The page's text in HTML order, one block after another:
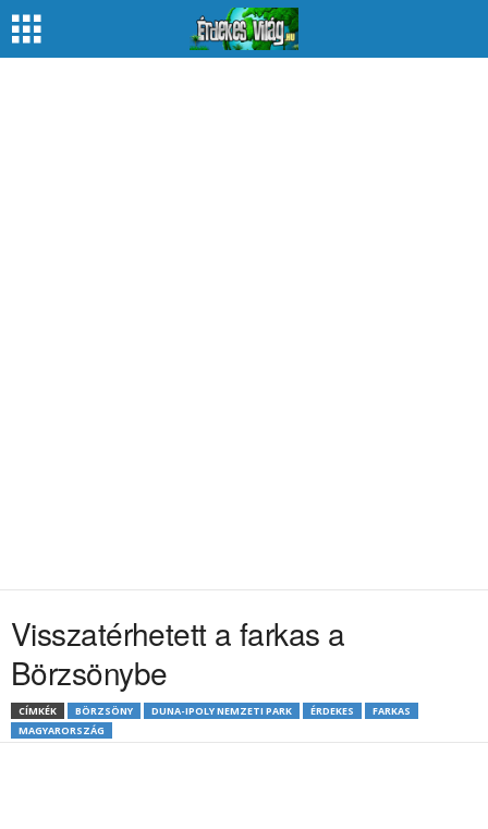
Visszatérhetett a farkas a
Börzsönybe
CÍMKÉK BÖRZSÖNY DUNA-IPOLY NEMZETI PARK ÉRDEKES
FARKAS
MAGYARORSZÁG